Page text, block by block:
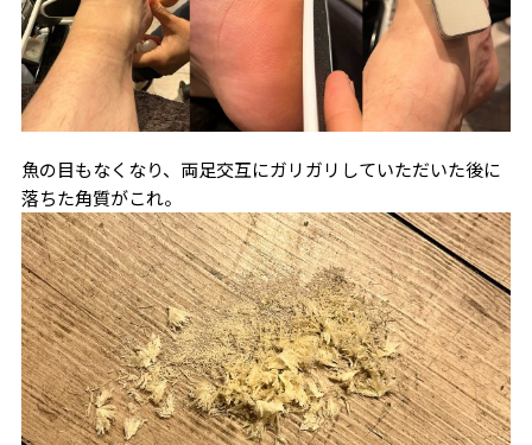
魚の目もなくなり、両足交互にガリガリしていただいた後に
落ちた角質がこれ。